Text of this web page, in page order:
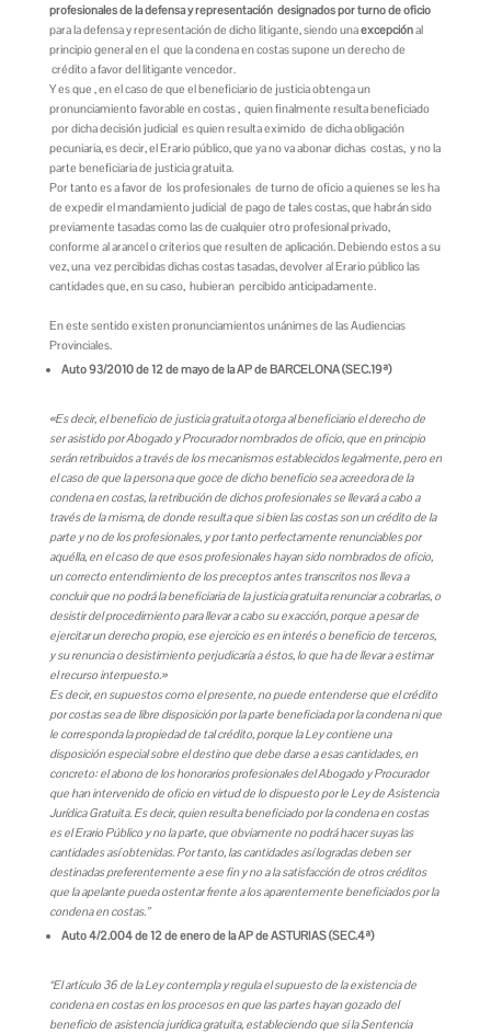
profesionales de la defensa y representación designados por turno de oficio
para la defensa y representación de dicho litigante, siendo unaexcepciónal
principio general en el que la condena en costas supone un derecho de
crédito a favor del litigante vencedor.
Y es que , en el caso de que el beneficiario de justicia obtenga un
pronunciamiento favorable en costas , quien finalmente resulta beneficiado
por dicha decisión judicial es quien resulta eximido de dicha obligación
pecuniaria, es decir, el Erario público, que ya no va abonar dichas costas, y no la
parte beneficiaria de justicia gratuita.
Por tanto es a favor de los profesionales de turno de oficio a quienes se les ha
de expedir el mandamiento judicial de pago de tales costas, que habrán sido
previamente tasadas como las de cualquier otro profesional privado,
conforme al arancel o criterios que resulten de aplicación. Debiendo estos a su
vez, una vez percibidas dichas costas tasadas, devolver al Erario público las
cantidades que, en su caso, hubieran percibido anticipadamente.
En este sentido existen pronunciamientos unánimes de las Audiencias
Provinciales.
Auto 93/2010 de 12 de mayo de la AP de BARCELONA (SEC.19ª)
«Es decir, el beneficio de justicia gratuita otorga al beneficiario el derecho de
ser asistido por Abogado y Procurador nombrados de oficio, que en principio
serán retribuidos a través de los mecanismos establecidos legalmente, pero en
el caso de que la persona que goce de dicho beneficio sea acreedora de la
condena en costas, la retribución de dichos profesionales se llevará a cabo a
través de la misma, de donde resulta que si bien las costas son un crédito de la
parte y no de los profesionales, y por tanto perfectamente renunciables por
aquélla, en el caso de que esos profesionales hayan sido nombrados de oficio,
un correcto entendimiento de los preceptos antes transcritos nos lleva a
concluir que no podrá la beneficiaria de la justicia gratuita renunciar a cobrarlas, o
desistir del procedimiento para llevar a cabo su exacción, porque a pesar de
ejercitar un derecho propio, ese ejercicio es en interés o beneficio de terceros,
y su renuncia o desistimiento perjudicaría a éstos, lo que ha de llevar a estimar
el recurso interpuesto.»
Es decir, en supuestos como el presente, no puede entenderse que el crédito
por costas sea de libre disposición por la parte beneficiada por la condena ni que
le corresponda la propiedad de tal crédito, porque la Ley contiene una
disposición especial sobre el destino que debe darse a esas cantidades, en
concreto: el abono de los honorarios profesionales del Abogado y Procurador
que han intervenido de oficio en virtud de lo dispuesto por le Ley de Asistencia
Jurídica Gratuita. Es decir, quien resulta beneficiado por la condena en costas
es el Erario Público y no la parte, que obviamente no podrá hacer suyas las
cantidades así obtenidas. Por tanto, las cantidades así logradas deben ser
destinadas preferentemente a ese fin y no a la satisfacción de otros créditos
que la apelante pueda ostentar frente a los aparentemente beneficiados por la
condena en costas.”
Auto 4/2.004 de 12 de enero de la AP de ASTURIAS (SEC.4ª)
“El artículo 36 de la Ley contempla y regula el supuesto de la existencia de
condena en costas en los procesos en que las partes hayan gozado del
beneficio de asistencia jurídica gratuita, estableciendo que si la Sentencia